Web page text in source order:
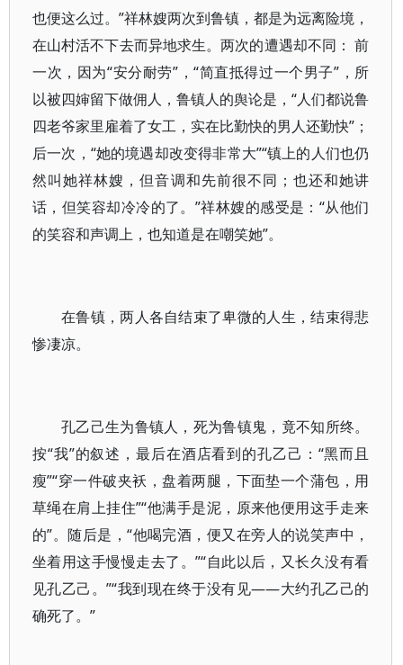
也便这么过。”祥林嫂两次到鲁镇，都是为远离险境，
在山村活不下去而异地求生。两次的遭遇却不同： 前
一次，因为“安分耐劳”，“简直抵得过一个男子”，所
以被四婶留下做佣人，鲁镇人的舆论是，“人们都说鲁
四老爷家里雇着了女工，实在比勤快的男人还勤快”；
后一次，“她的境遇却改变得非常大”“镇上的人们也仍
然叫她祥林嫂，但音调和先前很不同；也还和她讲
话，但笑容却冷冷的了。”祥林嫂的感受是：“从他们
的笑容和声调上，也知道是在嘲笑她”。
在鲁镇，两人各自结束了卑微的人生，结束得悲
惨凄凉。
孔乙己生为鲁镇人，死为鲁镇鬼，竟不知所终。
按“我”的叙述，最后在酒店看到的孔乙己：“黑而且
瘦”“穿一件破夹袄，盘着两腿，下面垫一个蒲包，用
草绳在肩上挂住”“他满手是泥，原来他便用这手走来
的”。随后是，“他喝完酒，便又在旁人的说笑声中，
坐着用这手慢慢走去了。”“自此以后，又长久没有看
见孔乙己。”“我到现在终于没有见——大约孔乙己的
确死了。”